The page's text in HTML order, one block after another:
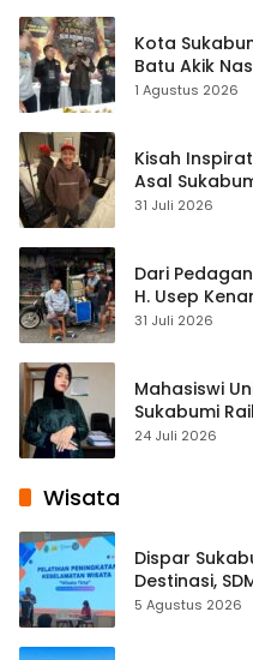
Kota
Batu Akik
1 Agustus 2026
Kisah
Asal
Streaming
31 Juli 2026
Dari
H. Usep
Cisaat
31 Juli 2026
Mahasiswi
Sukabumi
24 Juli 2026
Wisata
Dispar
Destinasi,
hingga Teknik
5 Agustus 2026